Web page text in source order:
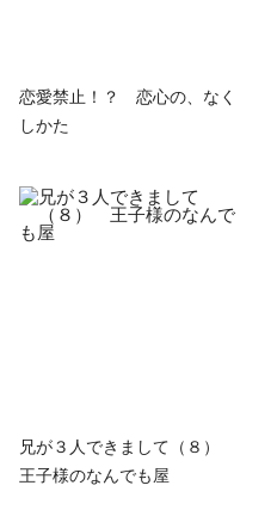
恋愛禁止！？ 恋心の、なく
しかた
兄が３人できまして（８）
王子様のなんでも屋